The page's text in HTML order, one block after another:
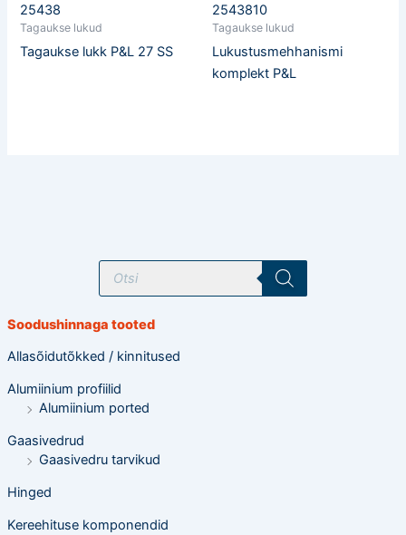
T
o
t
o
t
s
i
n
g
Soodushinnaga tooted
Allasõidutõkked / kinnitused
Alumiinium profiilid
Alumiinium ported
Gaasivedrud
Gaasivedru tarvikud
Hinged
Kereehituse komponendid
25438
Tagaukse lukud
Tagaukse lukk P&L 27 SS
2543810
Tagaukse lukud
Lukustusmehhanismi
komplekt P&L